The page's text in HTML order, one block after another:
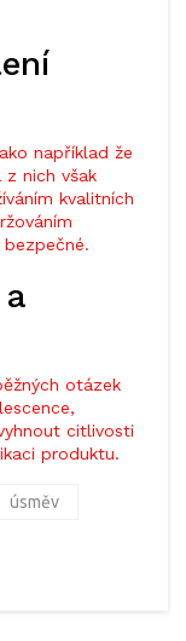
například že
z nich však
kvalitních
otázek
citlivosti
produktu.
úsměv